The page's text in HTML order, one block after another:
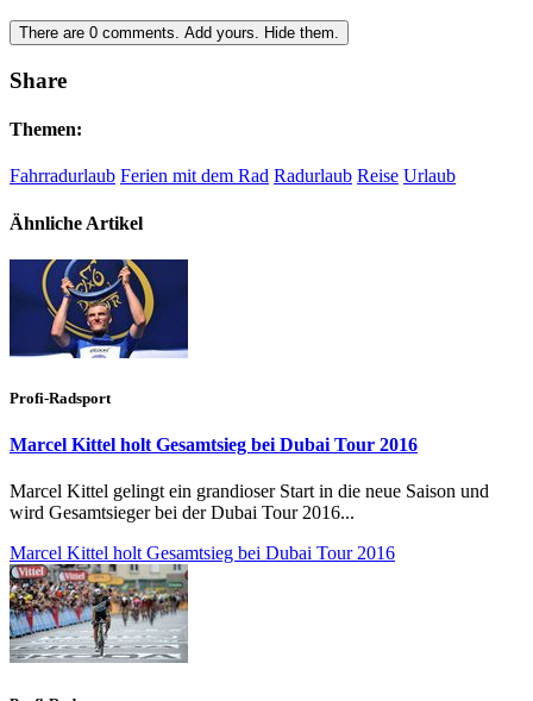
There are 0 comments. Add yours. Hide them.
Share
Themen:
Fahrradurlaub Ferien mit dem Rad Radurlaub Reise Urlaub
Ähnliche Artikel
Profi-Radsport
Marcel Kittel holt Gesamtsieg bei Dubai Tour 2016
Marcel Kittel gelingt ein grandioser Start in die neue Saison und
wird Gesamtsieger bei der Dubai Tour 2016...
Marcel Kittel holt Gesamtsieg bei Dubai Tour 2016